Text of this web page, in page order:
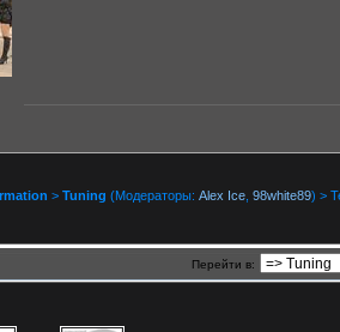
> Tuning (Модераторы: Alex Ice 98white89) >
Перейти в: